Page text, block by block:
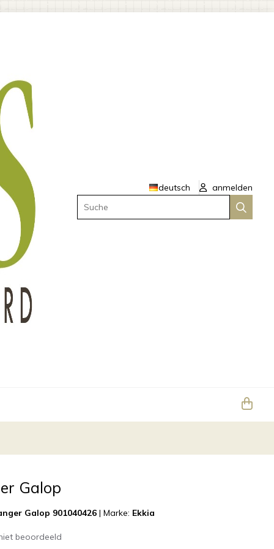
deutsch
anmelden
Suche
Galop
Galop 901040426 |Marke: Ekkia
beoordeeld